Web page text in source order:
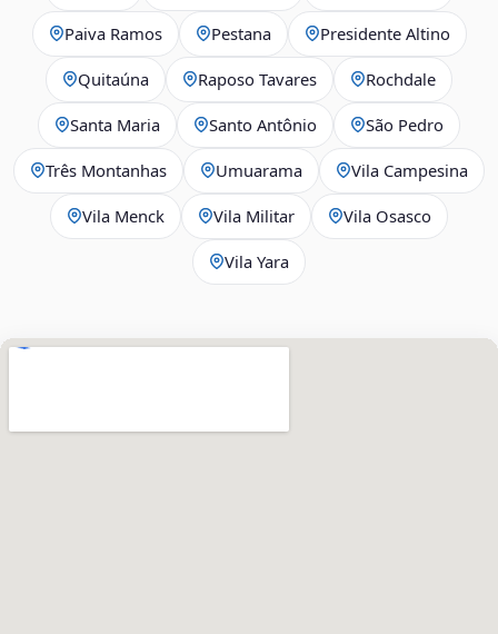
Paiva Ramos Pestana Presidente Altino
Quitaúna Raposo Tavares Rochdale
Santa Maria Santo Antônio São Pedro
Três Montanhas Umuarama Vila Campesina
Vila Menck Vila Militar Vila Osasco
Vila Yara